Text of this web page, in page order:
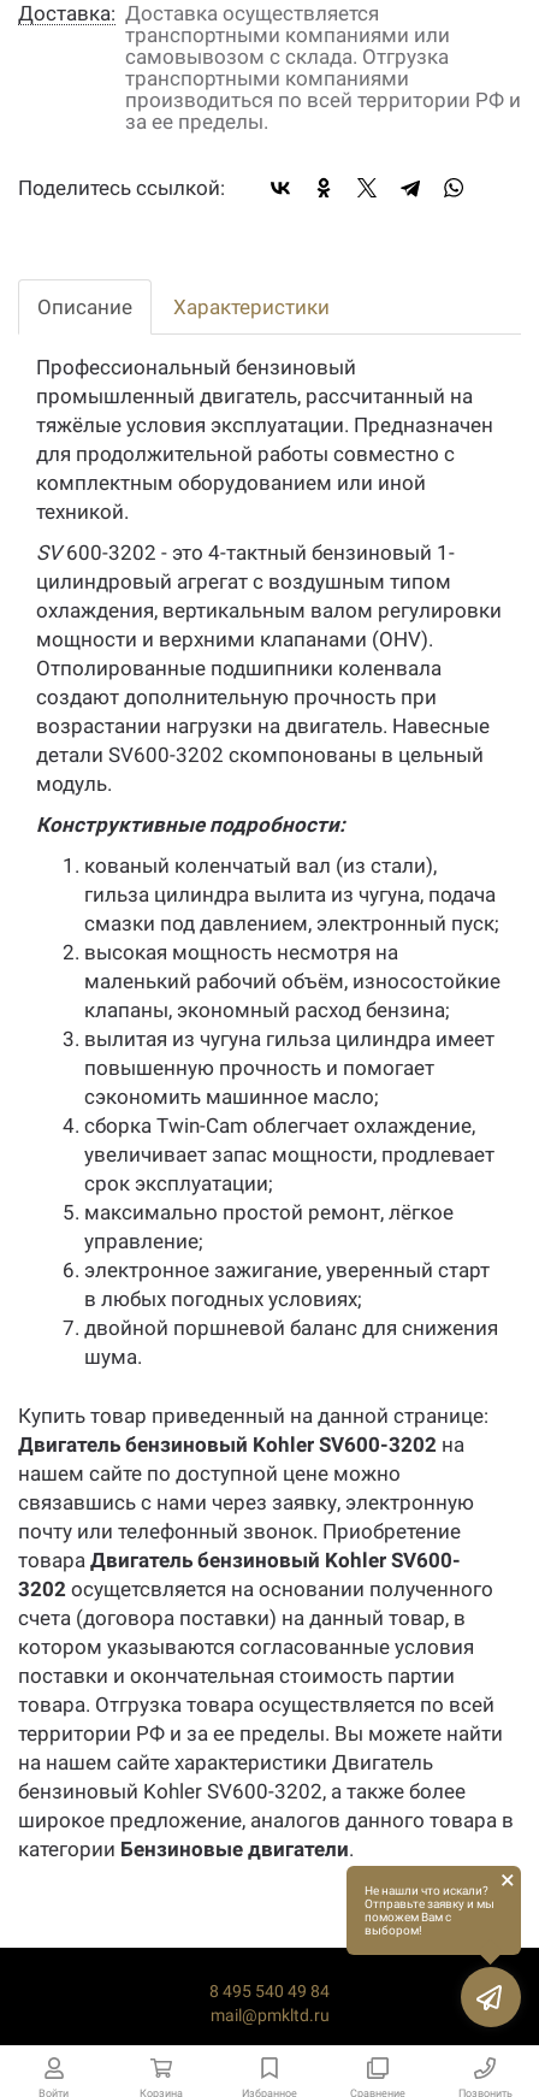
Войти Корзина Избранное Сравнение Позвонить
Доставка: Доставка осуществляется
транспортными компаниями или
самовывозом с склада. Отгрузка
транспортными компаниями
производиться по всей территории РФ и
за ее пределы.
Поделитесь ссылкой:
Описание Характеристики
Профессиональный бензиновый
промышленный двигатель, рассчитанный на
тяжёлые условия эксплуатации. Предназначен
для продолжительной работы совместно с
комплектным оборудованием или иной
техникой.
SV600-3202 - это 4-тактный бензиновый 1-
цилиндровый агрегат с воздушным типом
охлаждения, вертикальным валом регулировки
мощности и верхними клапанами (OHV).
Отполированные подшипники коленвала
создают дополнительную прочность при
возрастании нагрузки на двигатель. Навесные
детали SV600-3202 скомпонованы в цельный
модуль.
Конструктивные подробности:
кованый коленчатый вал (из стали),
гильза цилиндра вылита из чугуна, подача
смазки под давлением, электронный пуск;
высокая мощность несмотря на
маленький рабочий объём, износостойкие
клапаны, экономный расход бензина;
вылитая из чугуна гильза цилиндра имеет
повышенную прочность и помогает
сэкономить машинное масло;
сборка Twin-Cam облегчает охлаждение,
увеличивает запас мощности, продлевает
срок эксплуатации;
максимально простой ремонт, лёгкое
управление;
электронное зажигание, уверенный старт
в любых погодных условиях;
двойной поршневой баланс для снижения
шума.
Купить товар приведенный на данной странице:
Двигатель бензиновый Kohler SV600-3202 на
нашем сайте по доступной цене можно
связавшись с нами через заявку, электронную
почту или телефонный звонок. Приобретение
товара Двигатель бензиновый Kohler SV600-
3202 осущетсвляется на основании полученного
счета (договора поставки) на данный товар, в
котором указываются согласованные условия
поставки и окончательная стоимость партии
товара. Отгрузка товара осуществляется по всей
территории РФ и за ее пределы. Вы можете найти
на нашем сайте характеристики Двигатель
бензиновый Kohler SV600-3202, а также более
широкое предложение, аналогов данного товара в
категории Бензиновые двигатели.
8 495 540 49 84
mail@pmkltd.ru
Не нашли что искали?
Отправьте заявку и мы
поможем Вам с
выбором!
×